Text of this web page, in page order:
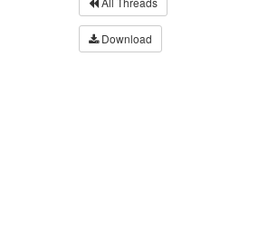
Download